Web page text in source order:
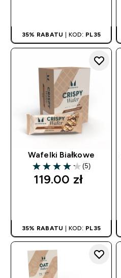
35% RABATU | KOD: PL35
Wafelki Białkowe
4.2 out of 5 stars
(5)
119.00 zł‎
35% RABATU | KOD: PL35